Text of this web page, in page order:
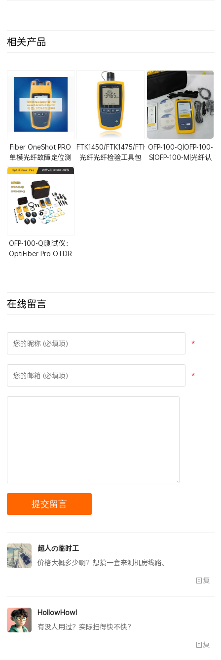
相关产品
Fiber OneShot PRO
单模光纤故障定位测
试仪(FOS-100-S-VFL)
FTK1450/FTK1475/FTK1375
光纤光纤检验工具包
OFP-100-Q|OFP-100-
S|OFP-100-M|光纤认
OFP-100-QI测试仪：
OptiFiber Pro OTDR
在线留言
*
*
超人の临时工
价格大概多少啊？想搞一套来测机房线路。
回复
HollowHowl
有没人用过？实际扫得快不快？
回复